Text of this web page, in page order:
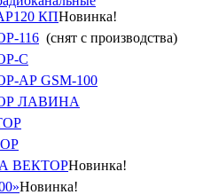
КПНовинка!
116 (снят с производства)
С
АР GSM-100
ЛАВИНА
ВЕКТОРНовинка!
Новинка!